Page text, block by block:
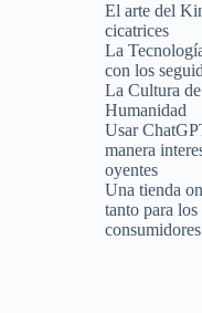
El arte del
cicatrices
La
con los
La Cultura
Humanidad
Usar
manera
oyentes
Una tienda
tanto para